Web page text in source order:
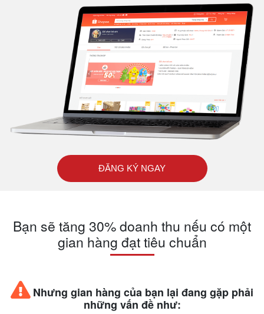
ĐĂNG KÝ NGAY
Bạn sẽ tăng 30% doanh thu nếu có một
gian hàng đạt tiêu chuẩn
Nhưng gian hàng của bạn lại đang gặp phải
những vấn đề như: